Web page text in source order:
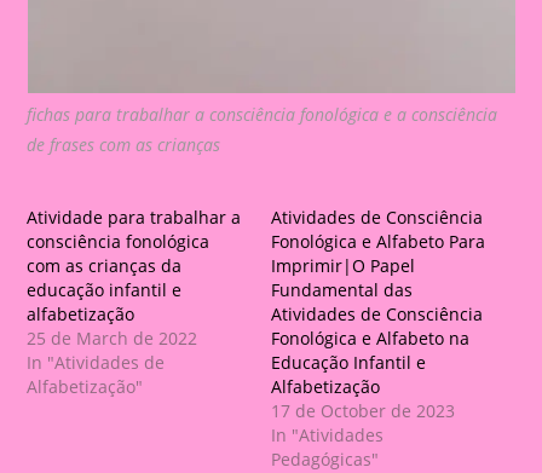
fichas para trabalhar a consciência fonológica e a consciência
de frases com as crianças
Atividade para trabalhar a
consciência fonológica
com as crianças da
educação infantil e
alfabetização
25 de March de 2022
In "Atividades de
Alfabetização"
Atividades de Consciência
Fonológica e Alfabeto Para
Imprimir|O Papel
Fundamental das
Atividades de Consciência
Fonológica e Alfabeto na
Educação Infantil e
Alfabetização
17 de October de 2023
In "Atividades
Pedagógicas"